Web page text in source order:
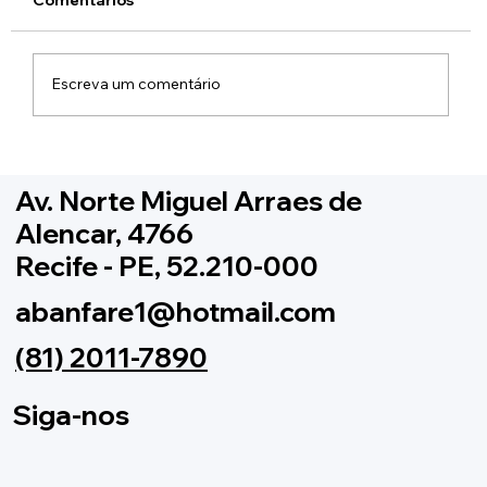
Escolares está chegando! 🎶
Escreva um comentário
Av. Norte Miguel Arraes de
Alencar, 4766
Recife - PE, 52.210-000
abanfare1@hotmail.com
(81) 2011-7890
Siga-nos